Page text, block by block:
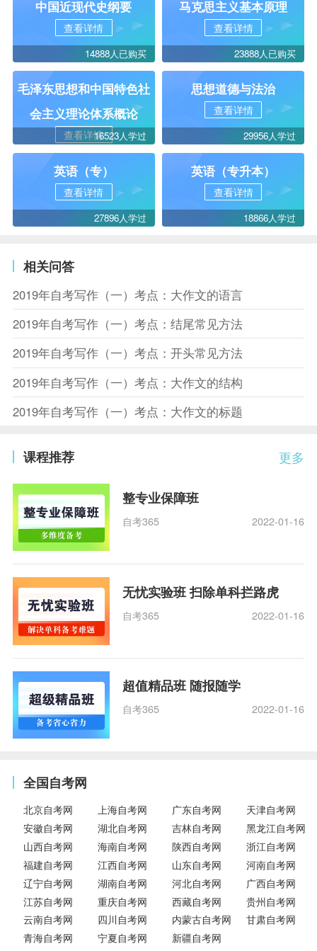
中国近现代史纲要
查看详情
14888人已购买
马克思主义基本原理
查看详情
23888人已购买
毛泽东思想和中国特色社
会主义理论体系概论
查看详情16523人学过
思想道德与法治
查看详情
29956人学过
英语（专）
查看详情
27896人学过
英语（专升本）
查看详情
18866人学过
相关问答
2019年自考写作（一）考点：大作文的语言
2019年自考写作（一）考点：结尾常见方法
2019年自考写作（一）考点：开头常见方法
2019年自考写作（一）考点：大作文的结构
2019年自考写作（一）考点：大作文的标题
更多
课程推荐
整专业保障班
自考365 2022-01-16
无忧实验班 扫除单科拦路虎
自考365 2022-01-16
超值精品班 随报随学
自考365 2022-01-16
全国自考网
北京自考网 上海自考网 广东自考网
天津自考网
安徽自考网
湖北自考网 吉林自考网
黑龙江自考网
山西自考网
海南自考网 陕西自考网
浙江自考网
福建自考网
江西自考网 山东自考网
河南自考网
辽宁自考网
湖南自考网 河北自考网
广西自考网
江苏自考网
重庆自考网 西藏自考网
贵州自考网
云南自考网
四川自考网 内蒙古自考网
甘肃自考网
青海自考网
宁夏自考网 新疆自考网